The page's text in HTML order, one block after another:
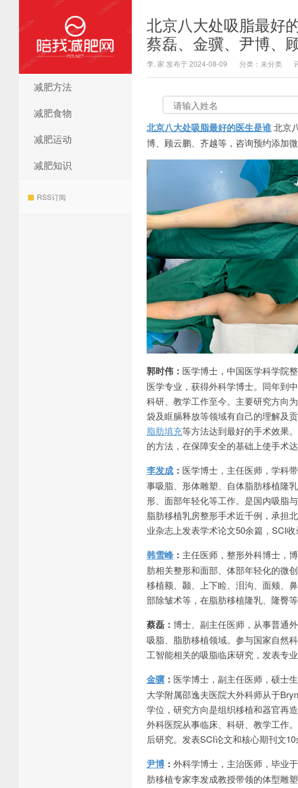
陪我减肥网
减肥方法
减肥食物
减肥运动
减肥知识
RSS订阅
北京八大处吸脂最好
蔡磊、金骥、尹博、
李, 家 发布于 2024-08-09 分类：未分类
北京八大处吸脂最好的医生是谁北京
博、顾云鹏、齐越等，咨询预约添加
郭时伟： 医学博士，中国医学科学院
医学专业，获得外科学博士。同年到
科研、教学工作至今。主要研究方向
袋及眶膈释放等领域有自己的理解及
脂肪填充等方法达到最好的手术效果
的方法，在保障安全的基础上使手术
李发成 ： 医学博士，主任医师，学科
事吸脂、形体雕塑、自体脂肪移植隆
形、面部年轻化等工作。是国内吸脂
脂肪移植乳房整形手术近千例，承担
业杂志上发表学术论文50余篇，SCI收
韩雪峰： 主任医师，整形外科博士，
肪相关整形和面部、体部年轻化的微
移植额、颞、上下睑、泪沟、面颊、
部除皱术等，在脂肪移植隆乳、隆臀
蔡磊： 博士、副主任医师，从事普通
吸脂、脂肪移植领域。参与国家自然
工智能相关的吸脂临床研究，发表专
金骥： 医学博士，副主任医师，硕士
大学附属邵逸夫医院大外科师从于
学位，研究方向是组织移植和器官再
外科医院从事临床、科研、教学工作
后研究。发表SCI论文和核心期刊文10
尹博 ： 外科学博士，主治医师，毕业
肪移植专家李发成教授带领的体型雕